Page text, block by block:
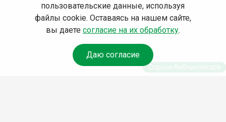
пользовательские данные, используя
файлы cookie. Оставаясь на нашем сайте,
вы даете согласие на их обработку.
Даю согласие
Спроси библиотекаря